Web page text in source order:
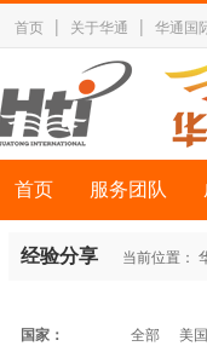
首页 | 关于华通 | 华通国
首页 服务团队
经验分享 当前位置：
国家： 全部 美国